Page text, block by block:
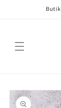
vidare till